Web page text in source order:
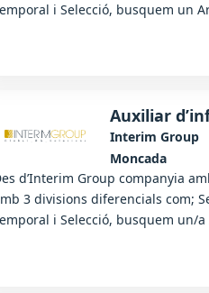
i Selecció, busquem un
Auxiliar
Interim Group
Moncada
d’Interim Group companyia
3 divisions diferencials com;
i Selecció, busquem un/